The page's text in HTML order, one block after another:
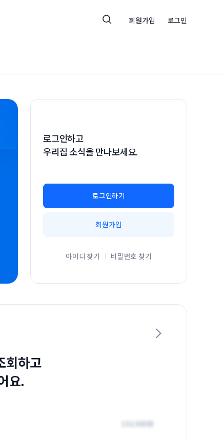
회원가입 로그인
로그인하고
우리집 소식을 만나보세요.
로그인하기
회원가입
아이디 찾기 비밀번호 찾기
회하고
요.